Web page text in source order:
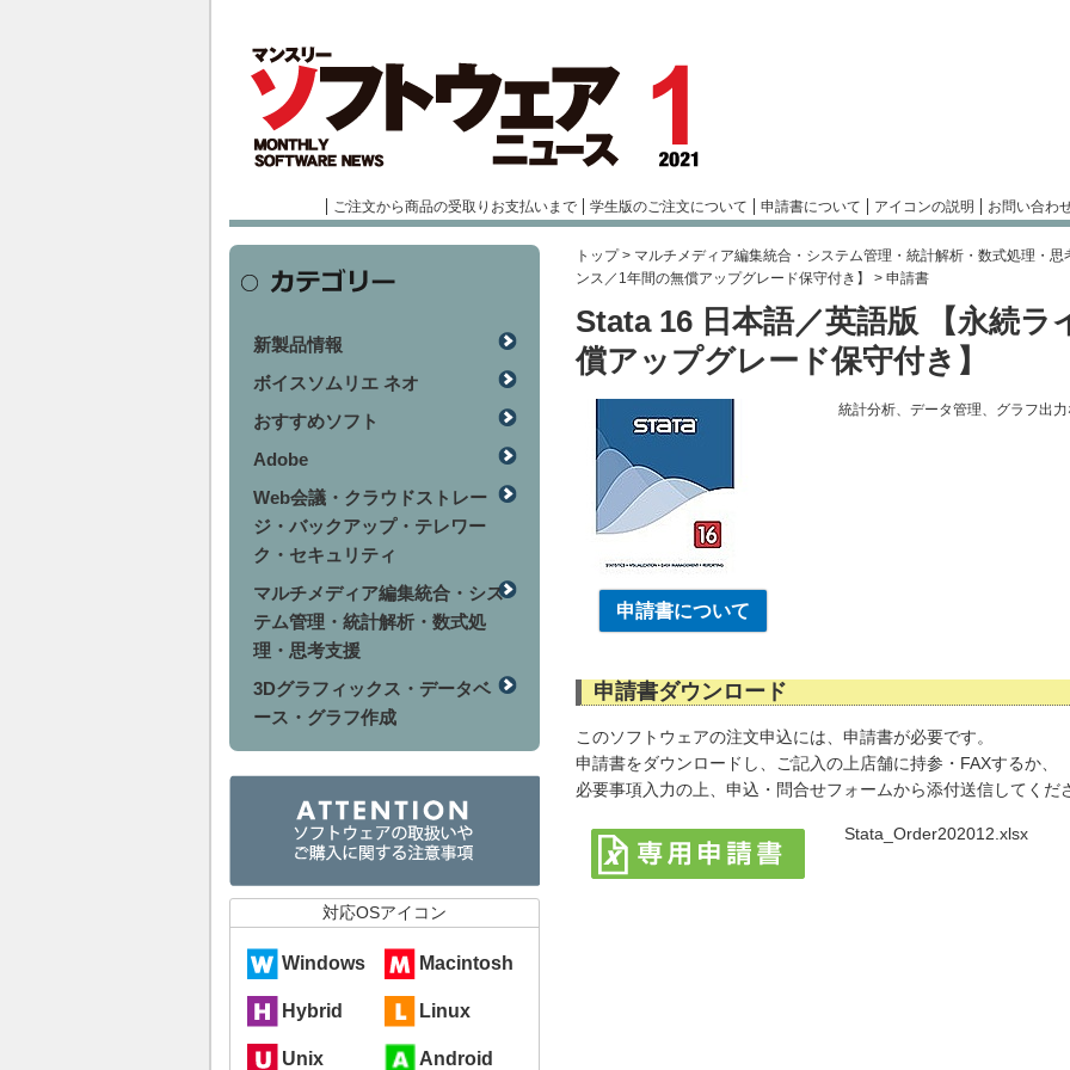
ご注文から商品の受取りお支払いまで 学生版のご注文について 申請書について アイコンの説明 お問い合わ
トップ> マルチメディア編集統合・システム管理・統計解析・数式処理・思
ンス／1年間の無償アップグレード保守付き】
> 申請書
Stata 16 日本語／英語版 【永続ラ
償アップグレード保守付き】
申請書について
統計分析、データ管理、グラフ出
申請書ダウンロード
このソフトウェアの注文申込には、申請書が必要です。
申請書をダウンロードし、ご記入の上店舗に持参・FAXするか、
必要事項入力の上、申込・問合せフォームから添付送信してくだ
Stata_Order202012.xlsx
新製品情報
ボイスソムリエ ネオ
おすすめソフト
Adobe
Web会議・クラウドストレー
ジ・バックアップ・テレワー
ク・セキュリティ
マルチメディア編集統合・シス
テム管理・統計解析・数式処
理・思考支援
3Dグラフィックス・データベ
ース・グラフ作成
対応OSアイコン
Windows Macintosh
Hybrid Linux
Unix Android